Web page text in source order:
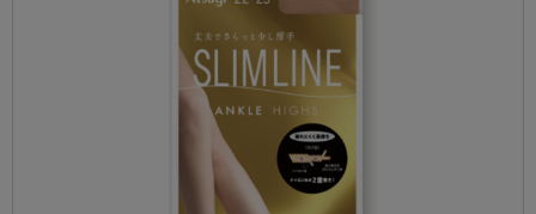
MEN
カテゴリから探す